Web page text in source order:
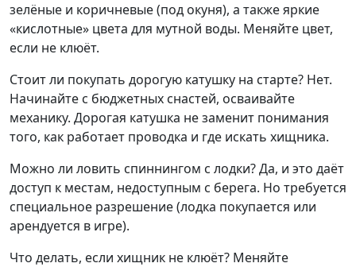
зелёные и коричневые (под окуня), а также яркие
«кислотные» цвета для мутной воды. Меняйте цвет,
если не клюёт.
Стоит ли покупать дорогую катушку на старте? Нет.
Начинайте с бюджетных снастей, осваивайте
механику. Дорогая катушка не заменит понимания
того, как работает проводка и где искать хищника.
Можно ли ловить спиннингом с лодки? Да, и это даёт
доступ к местам, недоступным с берега. Но требуется
специальное разрешение (лодка покупается или
арендуется в игре).
Что делать, если хищник не клюёт? Меняйте